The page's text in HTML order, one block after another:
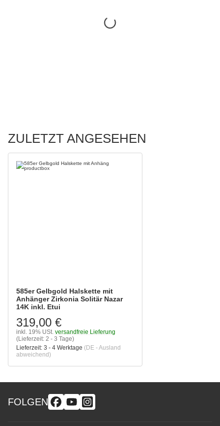
ZULETZT ANGESEHEN
585er Gelbgold Halskette mit
Anhänger Zirkonia Solitär Nazar
14K inkl. Etui
319,00 €
inkl. 19% USt. versandfreie Lieferung
(Lieferzeit: 2 - 3 Tage)
Lieferzeit: 3 - 4 Werktage (DE - Ausland
abweichend)
FOLGEN